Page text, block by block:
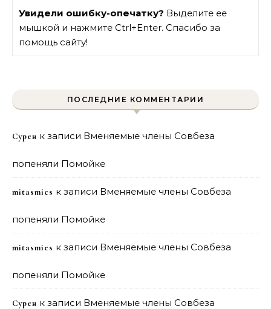
Увидели ошибку-опечатку? Выделите ее
мышкой и нажмите Ctrl+Enter. Спасибо за
помощь сайту!
ПОСЛЕДНИЕ КОММЕНТАРИИ
Сурен к записи Вменяемые члены Совбеза
попеняли Помойке
mitasmies к записи Вменяемые члены Совбеза
попеняли Помойке
mitasmies к записи Вменяемые члены Совбеза
попеняли Помойке
Сурен к записи Вменяемые члены Совбеза